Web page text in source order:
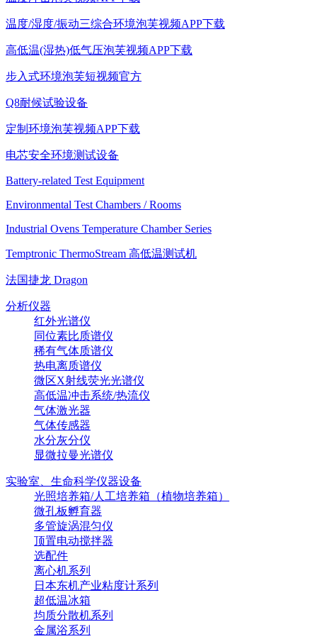
温度/湿度/振动三综合环境泡芙视频APP下载
高低温(湿热)低气压泡芙视频APP下载
步入式环境泡芙短视频官方
Q8耐候试验设备
定制环境泡芙视频APP下载
电芯安全环境测试设备
Battery-related Test Equipment
Environmental Test Chambers / Rooms
Industrial Ovens Temperature Chamber Series
Temptronic ThermoStream 高低温测试机
法国捷龙 Dragon
分析仪器
红外光谱仪
同位素比质谱仪
稀有气体质谱仪
热电离质谱仪
微区X射线荧光光谱仪
高低温冲击系统/热流仪
气体激光器
气体传感器
水分灰分仪
显微拉曼光谱仪
实验室、生命科学仪器设备
光照培养箱/人工培养箱（植物培养箱）
微孔板孵育器
多管旋涡混匀仪
顶置电动搅拌器
选配件
离心机系列
日本东机产业粘度计系列
超低温冰箱
均质分散机系列
金属浴系列